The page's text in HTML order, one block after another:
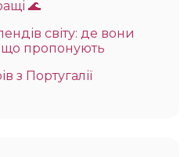
🌊
світу: де вони
що пропонують
з Португалії